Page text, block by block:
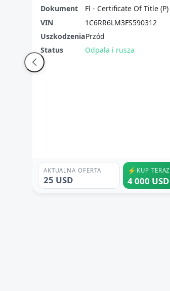
Dokument
Fl - Certificate Of Title (P)
VIN
1C6RR6LM3FS590312
UszkodzeniaPrzód
Status
Odpala i rusza
AKTUALNA OFERTA
25 USD
⚡ KUP TERAZ
4 000 USD